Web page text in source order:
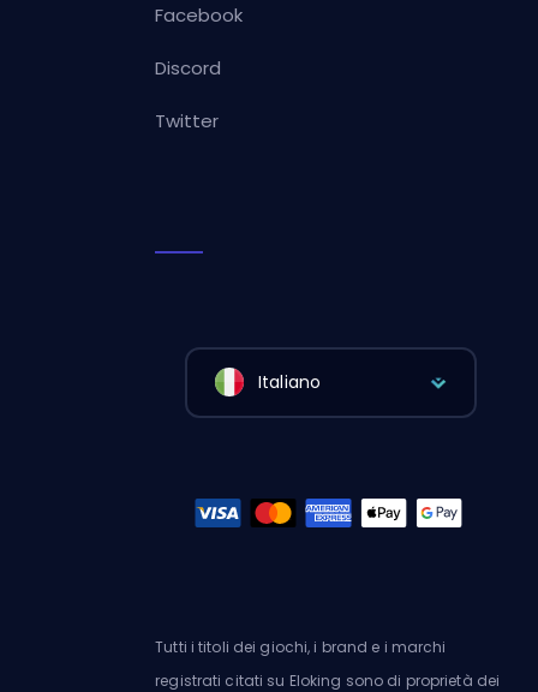
Facebook
Discord
Twitter
Italiano
Tutti i titoli dei giochi, i brand e i marchi
registrati citati su Eloking sono di proprietà dei